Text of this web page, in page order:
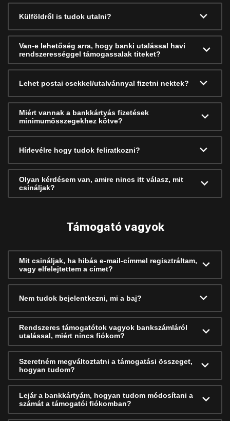
Külföldről is tudok utalni?
Van-e lehetőség arra, hogy banki utalással havi
rendszerességgel támogassalak titeket?
Lehet postai csekkel/utalvánnyal fizetni nektek?
Miért vannak a bankkártyás fizetések
minimumösszegekhez kötve?
Hírlevélre hogy tudok feliratkozni?
Olyan kérdésem van, amire nincs itt válasz, mit
csináljak?
Támogató vagyok
Mit csináljak, ha hibás e-mail-címmel regisztráltam,
vagy elfelejtettem a címet?
Nem tudok bejelentkezni, mi a baj?
Rendszeres támogatótok vagyok bankszámláról
utalással, miért nincs fiókom?
Szeretném megváltoztatni a támogatási összeget,
hogyan tudom?
Lejár a bankkártyám, hogyan tudom módosítani a
számát a támogatói fiókomban?